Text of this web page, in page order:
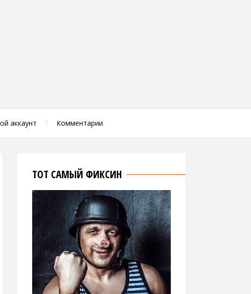
аккаунт Комментарии
ТОТ САМЫЙ ФИКСИН